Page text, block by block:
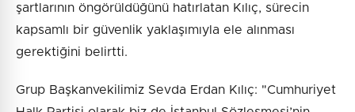
şartlarının öngörüldüğünü hatırlatan Kılıç, sürecin
kapsamlı bir güvenlik yaklaşımıyla ele alınması
gerektiğini belirtti.
Grup Başkanvekilimiz Sevda Erdan Kılıç: "Cumhuriyet